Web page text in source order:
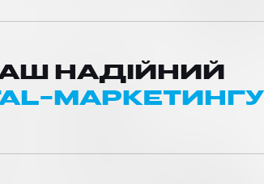
НАДІЙНИЙ
МАРКЕТИНГУ